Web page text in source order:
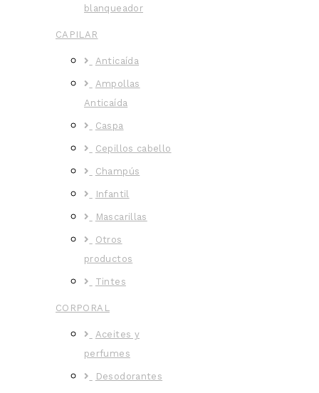
blanqueador
CAPILAR
Anticaída
Ampollas
Anticaída
Caspa
Cepillos cabello
Champús
Infantil
Mascarillas
Otros
productos
Tintes
CORPORAL
Aceites y
perfumes
Desodorantes